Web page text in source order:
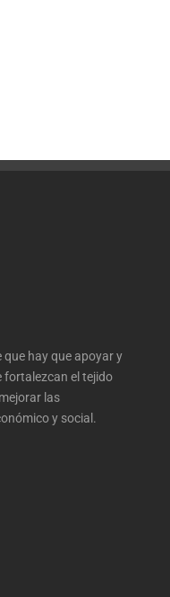
hay que apoyar y
el tejido
las
y social.